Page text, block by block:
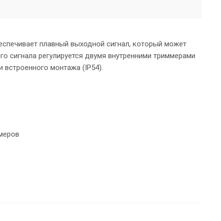
плавный выходной сигнал, который может
регулируется двумя внутренними триммерами
встроенного монтажа (ІР54).